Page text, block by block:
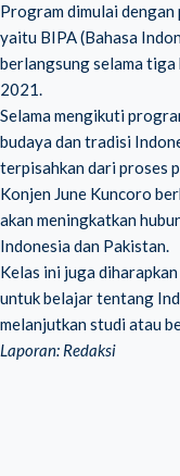
Program dimulai
yaitu BIPA (Bahasa
berlangsung selama tiga
2021.
Selama mengikuti
budaya dan tradisi
terpisahkan dari proses
Konjen June Kuncoro
akan meningkatkan
Indonesia dan Pakistan.
Kelas ini juga
untuk belajar tentang
melanjutkan studi atau
Laporan: Redaksi